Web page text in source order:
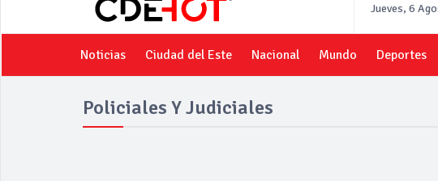
Jueves, 6
Noticias Ciudad del Este Nacional Mundo Deportes
Policiales Y Judiciales